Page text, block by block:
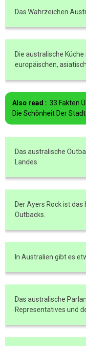
Das Wahrzeichen
Die australische
europäischen,
Also read : 33 Fakten
Die Schönheit Der Stadt
Das australische
Landes.
Der Ayers Rock ist
Outbacks.
In Australien gibt es
Das australische
Representatives und